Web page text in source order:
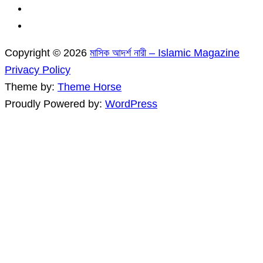
Copyright © 2026 মাসিক আদর্শ নারী – Islamic Magazine
Privacy Policy
Theme by: Theme Horse
Proudly Powered by: WordPress